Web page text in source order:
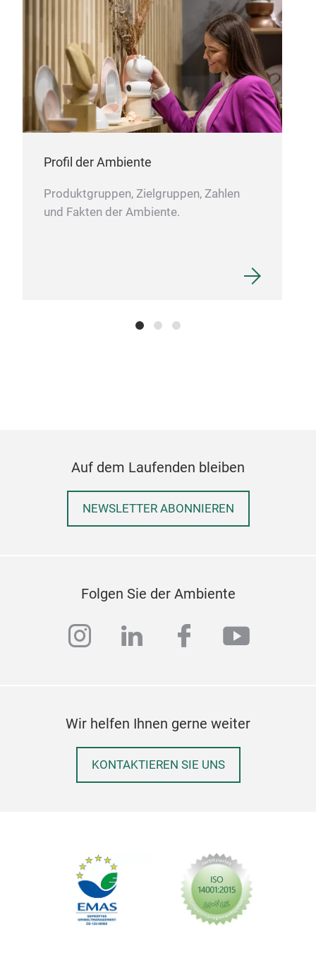
Profil der Ambiente
Produktgruppen, Zielgruppen, Zahlen
und Fakten der Ambiente.
Auf dem Laufenden bleiben
NEWSLETTER ABONNIEREN
Folgen Sie der Ambiente
instagram
linkedinfacebook
Wir helfen Ihnen gerne weiter
KONTAKTIEREN SIE UNS